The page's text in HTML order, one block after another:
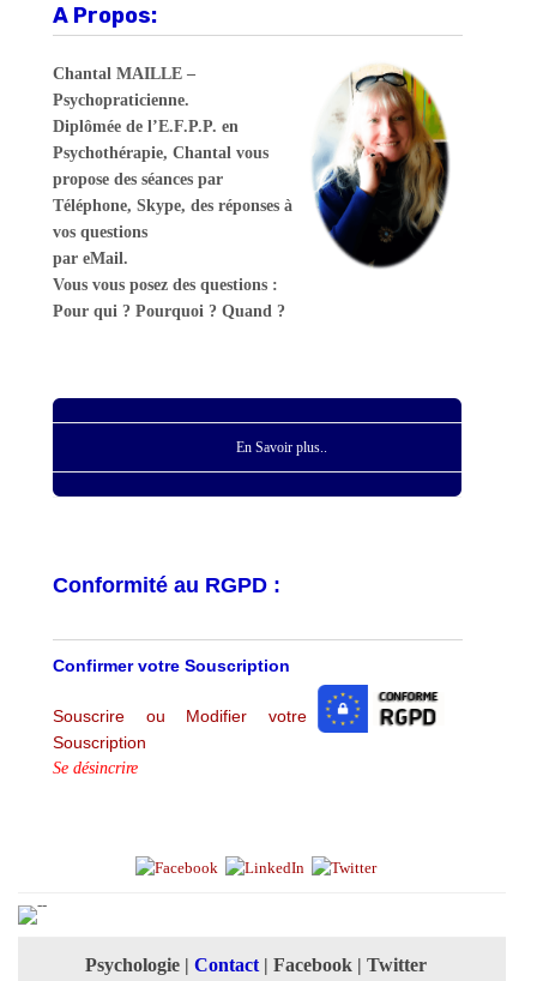
A Propos:
Chantal MAILLE –
Psychopraticienne.
Diplômée de l’E.F.P.P. en
Psychothérapie, Chantal vous
propose des séances par
Téléphone, Skype, des réponses à
vos questions
par eMail.
Vous vous posez des questions :
Pour qui ? Pourquoi ? Quand ?
En Savoir plus..
Conformité au RGPD :
Confirmer votre Souscription
Souscrire ou Modifier votre
Souscription
Se désincrire
Psychologie| Contact| Facebook| Twitter